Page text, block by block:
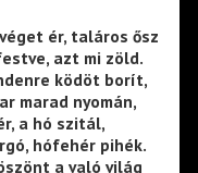
ér, taláros ősz
azt mi zöld.
ködöt borít,
marad nyomán,
a hó szitál,
hófehér pihék.
a való világ